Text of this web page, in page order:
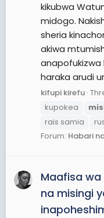
kikubwa
midogo.
sheria
akiwa
anapofukizwa
haraka arudi
kifupi kirefu
kupokea
rais samia
Forum: Habari
Maafisa
na misingi